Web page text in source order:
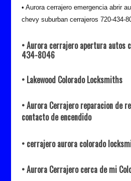
• Aurora cerrajero emergencia abrir
chevy suburban cerrajeros 720-434-
• Aurora cerrajero apertura autos
434-8046
• Lakewood Colorado Locksmiths
• Aurora Cerrajero reparacion de
contacto de encendido
• cerrajeroaurora colorado
• Aurora Cerrajero cerca de mi